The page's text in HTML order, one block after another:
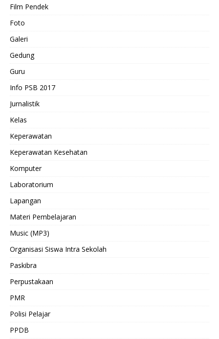
Film Pendek
Foto
Galeri
Gedung
Guru
Info PSB 2017
Jurnalistik
Kelas
Keperawatan
Keperawatan Kesehatan
Komputer
Laboratorium
Lapangan
Materi Pembelajaran
Music (MP3)
Organisasi Siswa Intra Sekolah
Paskibra
Perpustakaan
PMR
Polisi Pelajar
PPDB